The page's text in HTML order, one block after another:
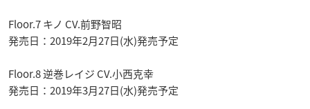
Floor.7 キノ CV.前野智昭
発売日：2019年2月27日(水)発売予定
Floor.8 逆巻レイジ CV.小西克幸
発売日：2019年3月27日(水)発売予定